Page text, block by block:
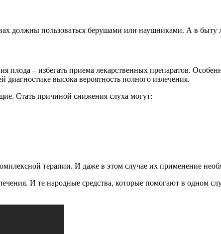
пользоваться берушами или наушниками. А в быту
– избегать приема лекарственных препаратов.
высока вероятность полного излечения.
Стать причиной снижения слуха могут:
терапии. И даже в этом случае их применение
И те народные средства, которые помогают в одном